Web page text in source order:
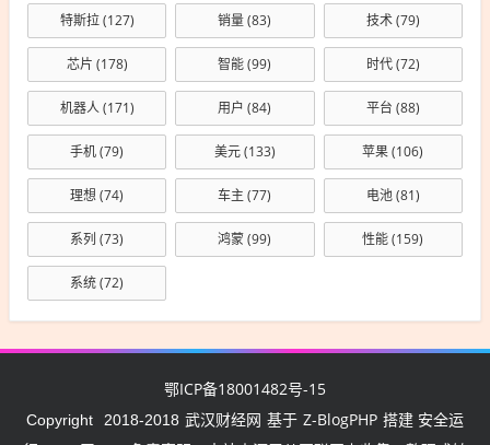
特斯拉(127) 销量(83) 技术(79)
芯片 (178) 智能(99) 时代(72)
机器人(171) 用户 (84) 平台 (88)
手机(79) 美元(133) 苹果(106)
理想(74) 车主 (77) 电池(81)
系列 (73) 鸿蒙(99) 性能(159)
系统(72)
鄂ICP备18001482号-15
Copyright 2018-2018 武汉财经网 基于 Z-BlogPHP 搭建 安全运